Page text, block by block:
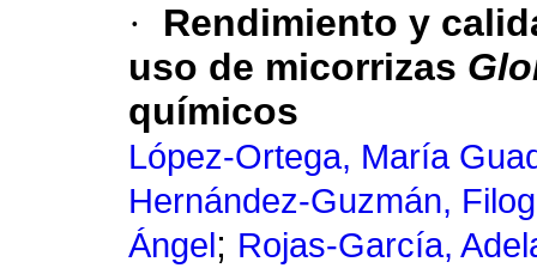
·
Rendimiento y
uso de micorrizas
químicos
López-Ortega, María
Hernández-Guzmán,
Ángel ; Rojas-García,